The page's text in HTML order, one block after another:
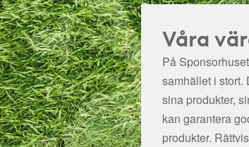
Våra
På
samhället i stort.
sina produkter,
kan garantera
produkter.